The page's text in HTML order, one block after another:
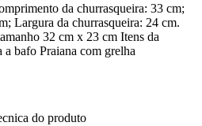
da churrasqueira: 33 cm;
Largura da churrasqueira: 24 cm.
32 cm x 23 cm Itens da
bafo Praiana com grelha
do produto